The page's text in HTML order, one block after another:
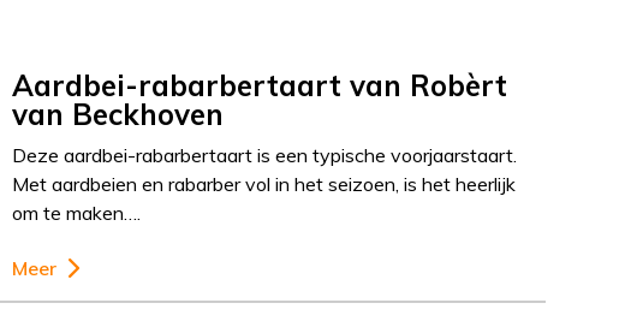
Aardbei-rabarbertaart van Robèrt
van Beckhoven
Deze aardbei-rabarbertaart is een typische voorjaarstaart.
Met aardbeien en rabarber vol in het seizoen, is het heerlijk
om te maken….
Meer